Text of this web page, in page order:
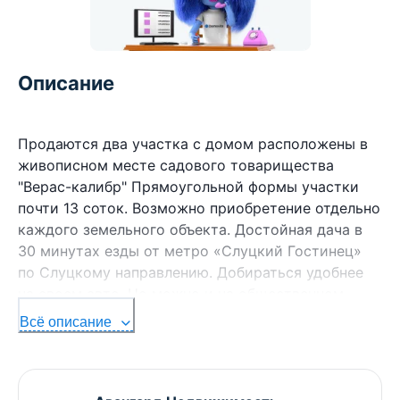
Описание
Продаются два участка с домом расположены в
живописном месте садового товарищества
"Верас-калибр" Прямоугольной формы участки
почти 13 соток. Возможно приобретение отдельно
каждого земельного объекта. Достойная дача в
30 минутах езды от метро «Слуцкий Гостинец»
по Слуцкому направлению. Добираться удобнее
на своем авто. Но можно и на общественном
транспорте (маршрутка №3660), остановка
близко. Место красивое. Вокруг зелень и лес.
виды. По пути. 2 магазина, приезжает
Всё описание